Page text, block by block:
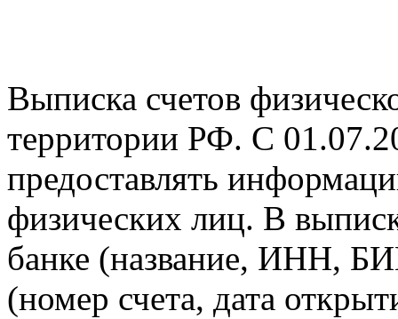
Выписка счетов
территории РФ. С
предоставлять
физических лиц. В
банке (название, ИНН,
(номер счета, дата